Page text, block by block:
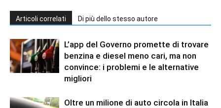
Articoli correlati Di più dello stesso autore
L’app del Governo promette di trovare
benzina e diesel meno cari, ma non
convince: i problemi e le alternative
migliori
Oltre un milione di auto circola in Italia